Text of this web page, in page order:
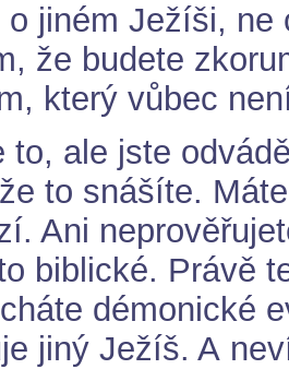
jiném Ježíši, ne
že budete
který vůbec
to, ale jste
to snášíte.
Ani
biblické. Právě
démonické
jiný Ježíš. A